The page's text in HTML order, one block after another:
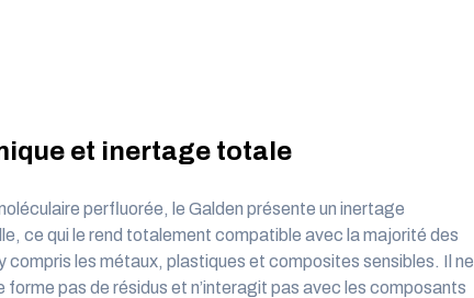
et inertage totale
perfluorée, le Galden présente un inertage
ce qui le rend totalement compatible avec la majorité des
compris les métaux, plastiques et composites sensibles. Il ne
forme pas de résidus et n’interagit pas avec les composants